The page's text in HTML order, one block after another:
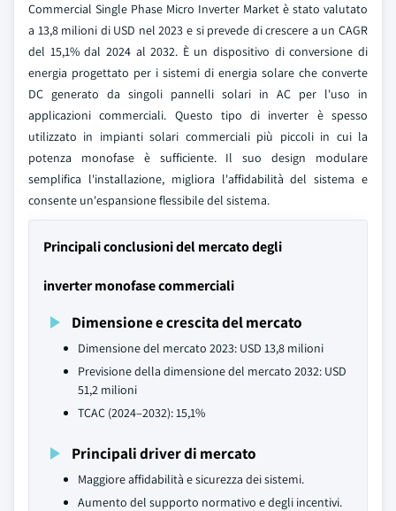
Commercial Single Phase Micro Inverter Market è stato valutato
a 13,8 milioni di USD nel 2023 e si prevede di crescere a un CAGR
del 15,1% dal 2024 al 2032. È un dispositivo di conversione di
energia progettato per i sistemi di energia solare che converte
DC generato da singoli pannelli solari in AC per l'uso in
applicazioni commerciali. Questo tipo di inverter è spesso
utilizzato in impianti solari commerciali più piccoli in cui la
potenza monofase è sufficiente. Il suo design modulare
semplifica l'installazione, migliora l'affidabilità del sistema e
consente un'espansione flessibile del sistema.
Principali conclusioni del mercato degli
inverter monofase commerciali
Dimensione e crescita del mercato
Dimensione del mercato 2023: USD 13,8 milioni
Previsione della dimensione del mercato 2032: USD
51,2 milioni
TCAC (2024–2032): 15,1%
Principali driver di mercato
Maggiore affidabilità e sicurezza dei sistemi.
Aumento del supporto normativo e degli incentivi.